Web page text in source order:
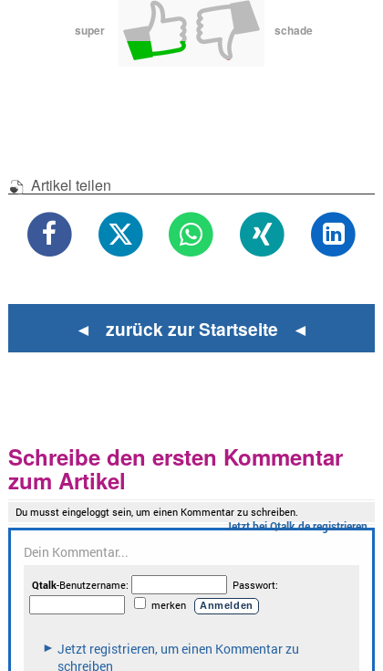
super schade
Artikel teilen
◄ zurück zur Startseite ◄
Schreibe den ersten Kommentar
zum Artikel